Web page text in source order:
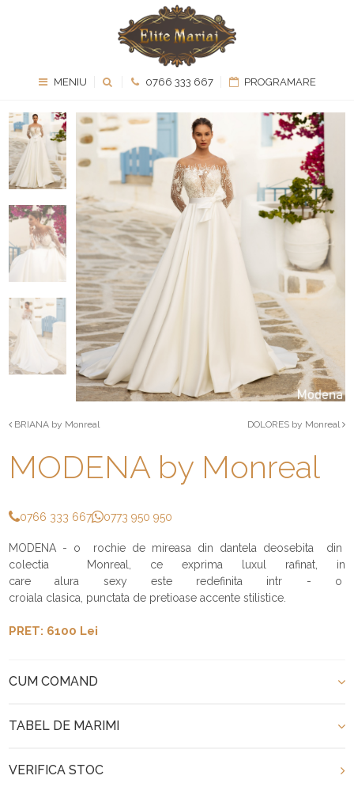
MENIU 0766 333 667 PROGRAMARE
BRIANA by Monreal DOLORES by Monreal
MODENA by Monreal
0766 333 667 0773 950 950
MODENA - o rochie de mireasa din dantela deosebita din
colectia Monreal, ce exprima luxul rafinat, in
care alura sexy este redefinita intr - o
croiala clasica, punctata de pretioase accente stilistice.
PRET: 6100 Lei
CUM COMAND
TABEL DE MARIMI
VERIFICA STOC